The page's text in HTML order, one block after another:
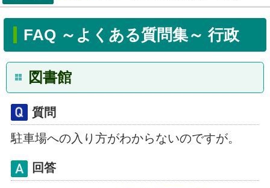
FAQ ～よくある質問集～ 行政
図書館
質問
駐車場への入り方がわからないのですが。
回答